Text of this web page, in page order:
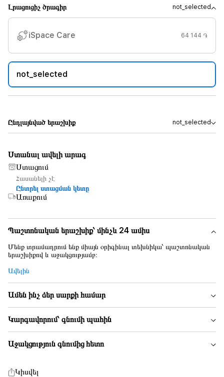
Լրացուցիչ ծրագիր not_selected
iSpace Care 64 144 ֏
not_selected
Ընդլայնված երաշխիք not_selected
Ստանալ ավելի արագ
Ստացում
Հասանելի չէ
Ընտրել ստացման կետը
Առաքում
Պաշտոնական երաշխիք՝ մինչև 24 ամիս
Մենք տրամադրում ենք միայն օրիգինալ տեխնիկա՝ պաշտոնական
երաշխիքով և աջակցությամբ։
Ավելին
Ամեն ինչ ձեր սարքի համար
Կարգավորում՝ գնումի պահին
Աջակցություն գնումից հետո
Կիսվել